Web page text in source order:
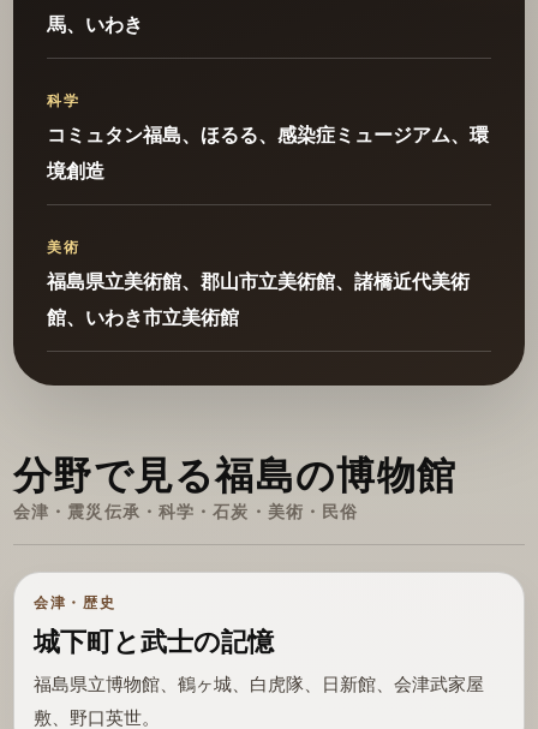
馬、いわき
科学
コミュタン福島、ほるる、感染症ミュージアム、環
境創造
美術
福島県立美術館、郡山市立美術館、諸橋近代美術
館、いわき市立美術館
分野で見る福島の博物館
会津・震災伝承・科学・石炭・美術・民俗
会津・歴史
城下町と武士の記憶
福島県立博物館、鶴ヶ城、白虎隊、日新館、会津武家屋
敷、野口英世。